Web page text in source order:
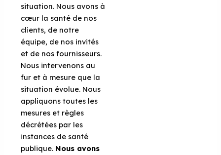
situation. Nous avons à
cœur la santé de nos
clients, de notre
équipe, de nos invités
et de nos fournisseurs.
Nous intervenons au
fur et à mesure que la
situation évolue. Nous
appliquons toutes les
mesures et règles
décrétées par les
instances de santé
publique. Nous avons